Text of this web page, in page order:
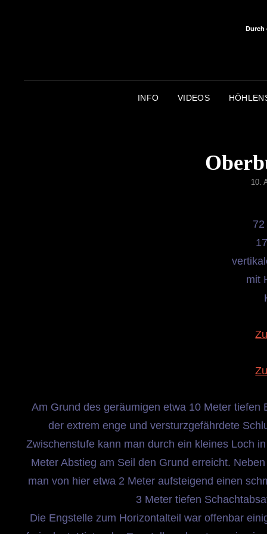
INFO VIDEOS
10.
mit
Am Grund des geräumigen etwa 10 Meter
der extrem enge und versturzgefährdete
Zwischenstufe kann man durch ein kleines Loch
Meter Abstieg am Seil den Grund erreicht.
man von hier etwa 2 Meter aufsteigend einen
3 Meter tiefen
Die Engstelle zum Horizontalteil war offenbar
Durch